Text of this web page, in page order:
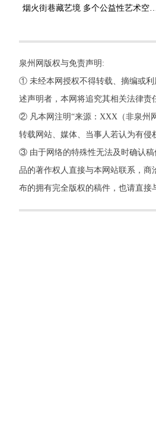
泉州网版权与免责声明:
① 未经本网授权不得转载、摘编或利
述声明者，本网将追究其相关法律责
② 凡本网注明“来源：XXX（非泉州
转载网站、媒体、当事人若认为有侵
③ 由于网络的特殊性无法及时确认稿
品的著作权人直接与本网站联系，
布的拥有完全版权的稿件，也请直接